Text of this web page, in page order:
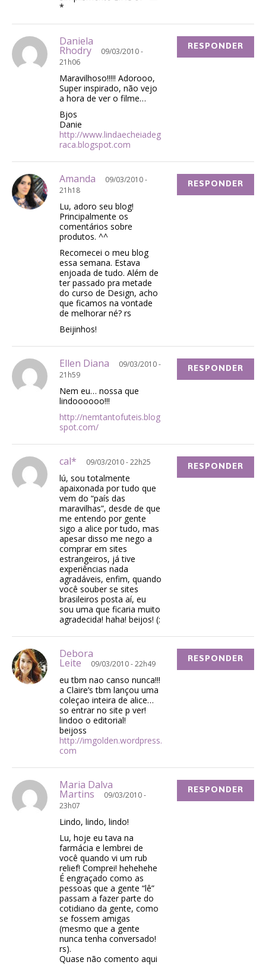
*
Daniela
Rhodry
09/03/2010 -
21h06
Maravilhoso!!!!! Adorooo,
Super inspirado, não vejo
a hora de ver o filme…
Bjos
Danie
http://www.lindaecheiadeg
raca.blogspot.com
RESPONDER
Amanda
09/03/2010 -
21h18
Lu, adoro seu blog!
Principalmente os
comentários sobre
produtos. ^^
Recomecei o meu blog
essa semana. Estava
enjoada de tudo. Além de
ter passado pra metade
do curso de Design, acho
que ficamos na vontade
de melhorar né? rs
Beijinhos!
RESPONDER
Ellen Diana
09/03/2010 -
21h59
Nem eu… nossa que
lindoooooo!!!
http://nemtantofuteis.blog
spot.com/
RESPONDER
cal* 09/03/2010 - 22h25
lú, sou totalmente
apaixonada por tudo que
vem do “país das
maravilhas”, desde de que
me entendo por gente
sigo a alice por tudo, mas
apesar disso me nego a
comprar em sites
estrangeiros, já tive
experiências nada
agradáveis, enfim, quando
você souber se sites
brasileiros posta aí, eu
sou uma que ficaria muito
agradecida! haha! beijos! (:
RESPONDER
Debora
Leite 09/03/2010 - 22h49
eu tbm nao canso nunca!!!
a Claire’s tbm lançou uma
coleçao inteira de alice…
so entrar no site p ver!
lindoo o editorial!
beijoss
http://imgolden.wordpress.
com
RESPONDER
Maria Dalva
Martins
09/03/2010 -
23h07
Lindo, lindo, lindo!
Lu, hoje eu tava na
farmácia e lembrei de
você quando vi um rub
relief! Comprei! hehehehe
É engraçado como as
pessoas que a gente “lê”
passam a fazer parte do
cotidiano da gente, como
se fossem amigas
(mesmo que a gente
nunca tenha conversado!
rs).
Quase não comento aqui
RESPONDER